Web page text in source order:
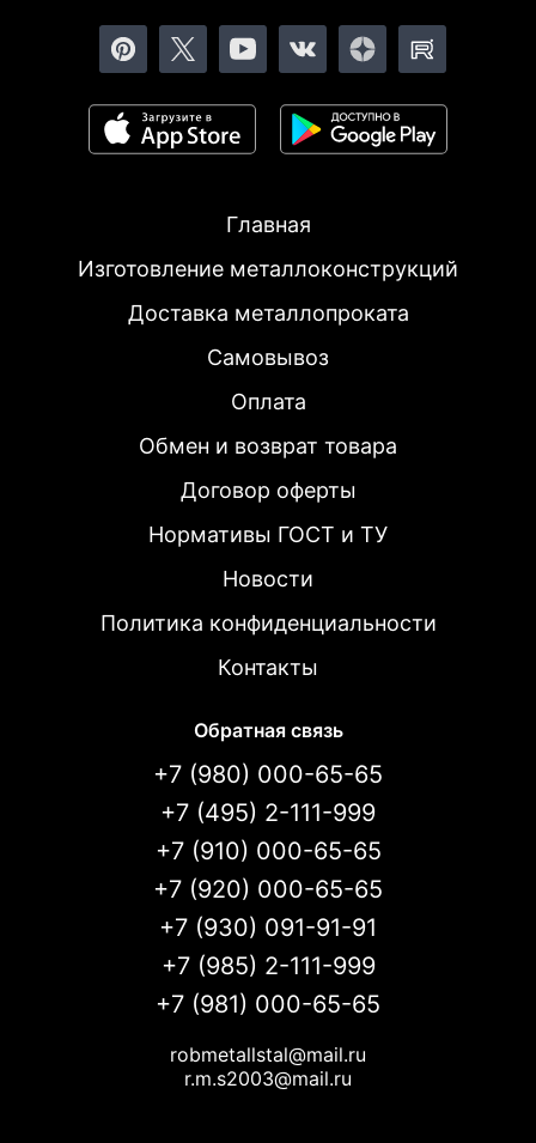
Главная
Изготовление металлоконструкций
Доставка металлопроката
Самовывоз
Оплата
Обмен и возврат товара
Договор оферты
Нормативы ГОСТ и ТУ
Новости
Политика конфиденциальности
Контакты
Обратная связь
+7 (980) 000-65-65
+7 (495) 2-111-999
+7 (910) 000-65-65
+7 (920) 000-65-65
+7 (930) 091-91-91
+7 (985) 2-111-999
+7 (981) 000-65-65
robmetallstal@mail.ru
r.m.s2003@mail.ru